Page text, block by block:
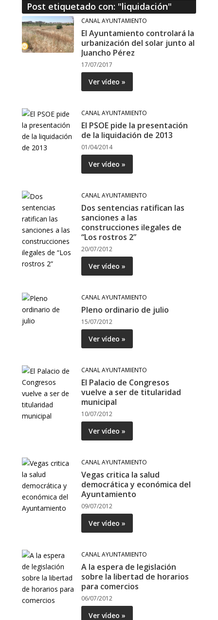
Post etiquetado con: "liquidación"
CANAL AYUNTAMIENTO
El Ayuntamiento controlará la
urbanización del solar junto al
Juancho Pérez
17/07/2017
Ver vídeo »
CANAL AYUNTAMIENTO
El PSOE pide la presentación
de la liquidación de 2013
01/04/2014
Ver vídeo »
CANAL AYUNTAMIENTO
Dos sentencias ratifican las
sanciones a las
construcciones ilegales de
“Los rostros 2”
20/07/2012
Ver vídeo »
CANAL AYUNTAMIENTO
Pleno ordinario de julio
15/07/2012
Ver vídeo »
CANAL AYUNTAMIENTO
El Palacio de Congresos
vuelve a ser de titularidad
municipal
10/07/2012
Ver vídeo »
CANAL AYUNTAMIENTO
Vegas critica la salud
democrática y económica del
Ayuntamiento
09/07/2012
Ver vídeo »
CANAL AYUNTAMIENTO
A la espera de legislación
sobre la libertad de horarios
para comercios
06/07/2012
Ver vídeo »